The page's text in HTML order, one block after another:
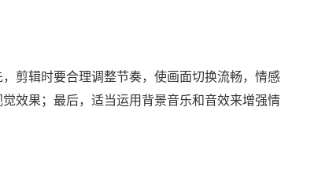
剪辑时要合理调整节奏，使画面切换流畅，情感
效果；最后，适当运用背景音乐和音效来增强情